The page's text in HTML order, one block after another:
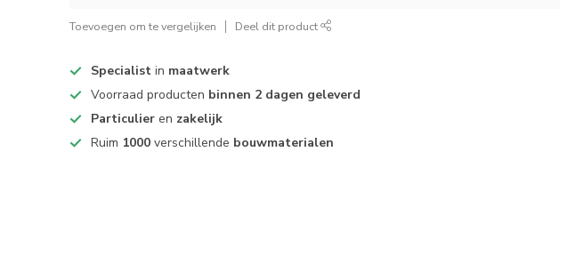
Toevoegen om te vergelijken Deel dit product
Specialist in maatwerk
Voorraad producten binnen 2 dagen geleverd
Particulier en zakelijk
Ruim 1000 verschillende bouwmaterialen